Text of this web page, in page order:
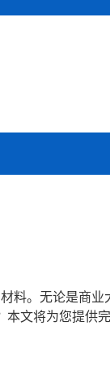
。无论是商
文将为您提供